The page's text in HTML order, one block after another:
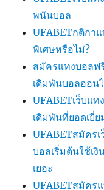
พนันบอล
UFABETกติกา
พิเศษหรือไม่?
สมัครแทงบอลฟ
เดิมพันบอลออน
UFABETเว็บแ
เดิมพันที่ยอดเยี่
UFABETสมัคร
บอลเริ่มต้นใช้เ
เยอะ
UFABETสมัคร